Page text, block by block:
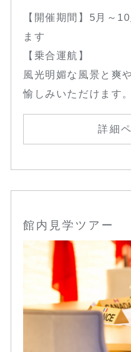
【開催期間】5月～
ます
【乗合運航】
風光明媚な風景と爽
愉しみいただけます。
詳細
館内見学ツアー